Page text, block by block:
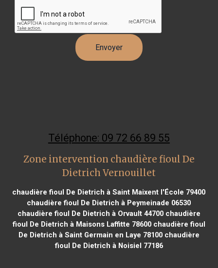
Téléphone: 09 72 66 89 55
Zone intervention chaudière fioul De
Dietrich Vernouillet
chaudière fioul De Dietrich à Saint Maixent l'École 79400
chaudière fioul De Dietrich à Peymeinade 06530
chaudière fioul De Dietrich à Orvault 44700chaudière
fioul De Dietrich à Maisons Laffitte 78600chaudière fioul
De Dietrich à Saint Germain en Laye 78100chaudière
fioul De Dietrich à Noisiel 77186